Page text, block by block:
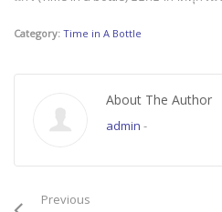
Category: Time in A Bottle
About The Author
admin -
Previous